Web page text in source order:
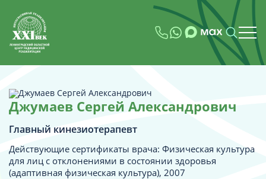
Джумаев Сергей Александрович
Главный кинезиотерапевт
Действующие сертификаты врача: Физическая культура
для лиц с отклонениями в состоянии здоровья
(адаптивная физическая культура), 2007